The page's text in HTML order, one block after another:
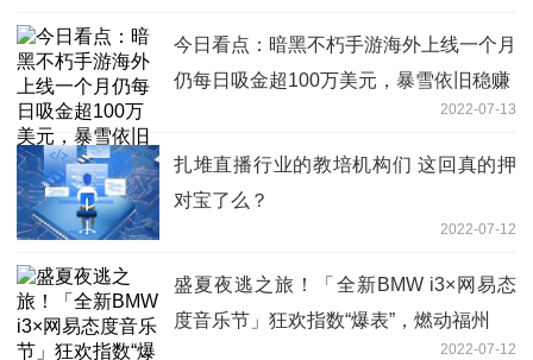
今日看点：暗黑不朽手游海外上线一个月
仍每日吸金超100万美元，暴雪依旧稳赚
2022-07-13
扎堆直播行业的教培机构们 这回真的押
对宝了么？
2022-07-12
盛夏夜逃之旅！「全新BMW i3×网易态
度音乐节」狂欢指数“爆表”，燃动福州
2022-07-12